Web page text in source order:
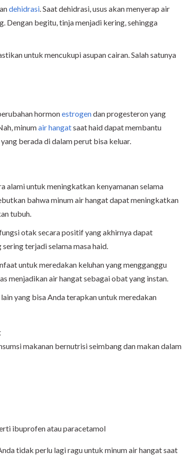
dehidrasi. Saat dehidrasi, usus akan menyerap air
Dengan begitu, tinja menjadi kering, sehingga
untuk mencukupi asupan cairan. Salah satunya
hormonestrogendan progesteron yang
minumair hangatsaat haid dapat membantu
berada di dalam perut bisa keluar.
alami untuk meningkatkan kenyamanan selama
bahwa minum air hangat dapat meningkatkan
tubuh.
otak secara positif yang akhirnya dapat
terjadi selama masa haid.
untuk meredakan keluhan yang mengganggu
menjadikan air hangat sebagai obat yang instan.
yang bisa Anda terapkan untuk meredakan
makanan bernutrisi seimbang dan makan dalam
ibuprofen atau paracetamol
tidak perlu lagi ragu untuk minum air hangat saat